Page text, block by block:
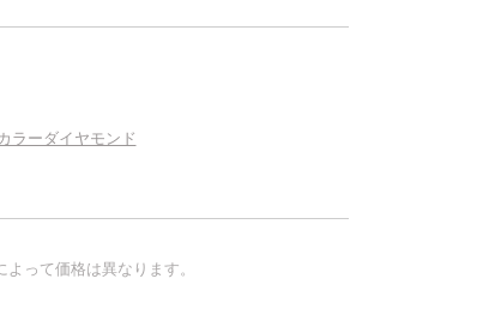
カラーダイヤモンド
って価格は異なります。